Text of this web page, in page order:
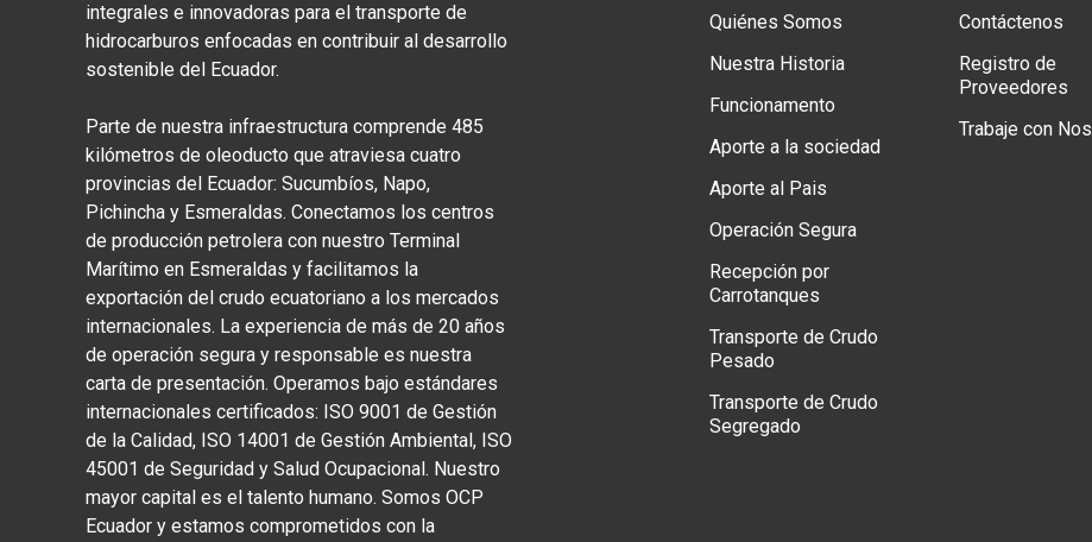
integrales e innovadoras para el transporte de
hidrocarburos enfocadas en contribuir al desarrollo
sostenible del Ecuador.
Parte de nuestra infraestructura comprende 485
kilómetros de oleoducto que atraviesa cuatro
provincias del Ecuador: Sucumbíos, Napo,
Pichincha y Esmeraldas. Conectamos los centros
de producción petrolera con nuestro Terminal
Marítimo en Esmeraldas y facilitamos la
exportación del crudo ecuatoriano a los mercados
internacionales. La experiencia de más de 20 años
de operación segura y responsable es nuestra
carta de presentación. Operamos bajo estándares
internacionales certificados: ISO 9001 de Gestión
de la Calidad, ISO 14001 de Gestión Ambiental, ISO
45001 de Seguridad y Salud Ocupacional. Nuestro
mayor capital es el talento humano. Somos OCP
Ecuador y estamos comprometidos con la
Quiénes Somos
Nuestra Historia
Funcionamento
Aporte a la sociedad
Aporte al Pais
Operación Segura
Recepción por
Carrotanques
Transporte de Crudo
Pesado
Transporte de Crudo
Segregado
Contáctenos
Registro de
Proveedores
Trabaje con